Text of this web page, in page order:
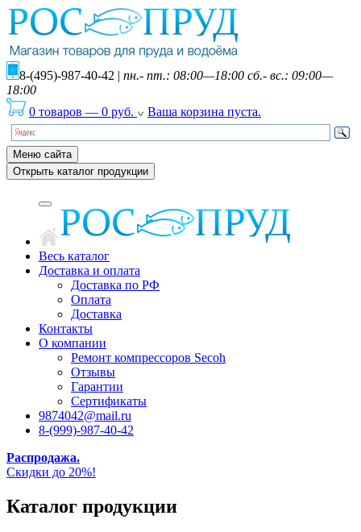
8-(495)-987-40-42 | пн.- пт.: 08:00—18:00 сб.- вс.: 09:00—
18:00
0 товаров — 0 руб. Ваша корзина пуста.
Меню сайта
Открыть каталог продукции
Весь каталог
Доставка и оплата
Доставка по РФ
Оплата
Доставка
Контакты
О компании
Ремонт компрессоров Secoh
Отзывы
Гарантии
Сертификаты
9874042@mail.ru
8-(999)-987-40-42
Распродажа.
Скидки до 20%!
Каталог продукции